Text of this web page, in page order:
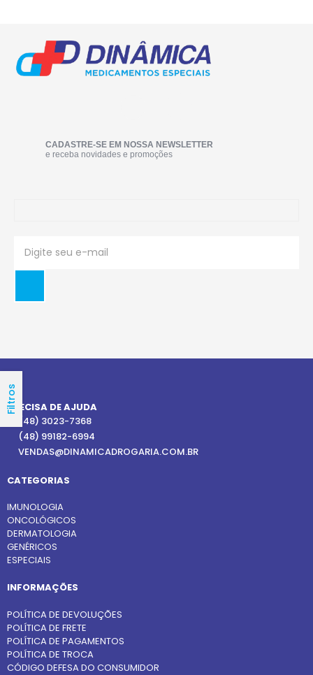
Filtros
CADASTRE-SE EM NOSSA NEWSLETTER
e receba novidades e promoções
PRECISA DE AJUDA
(48) 3023-7368
(48) 99182-6994
VENDAS@DINAMICADROGARIA.COM.BR
CATEGORIAS
IMUNOLOGIA
ONCOLÓGICOS
DERMATOLOGIA
GENÉRICOS
ESPECIAIS
INFORMAÇÕES
POLÍTICA DE DEVOLUÇÕES
POLÍTICA DE FRETE
POLÍTICA DE PAGAMENTOS
POLÍTICA DE TROCA
CÓDIGO DEFESA DO CONSUMIDOR